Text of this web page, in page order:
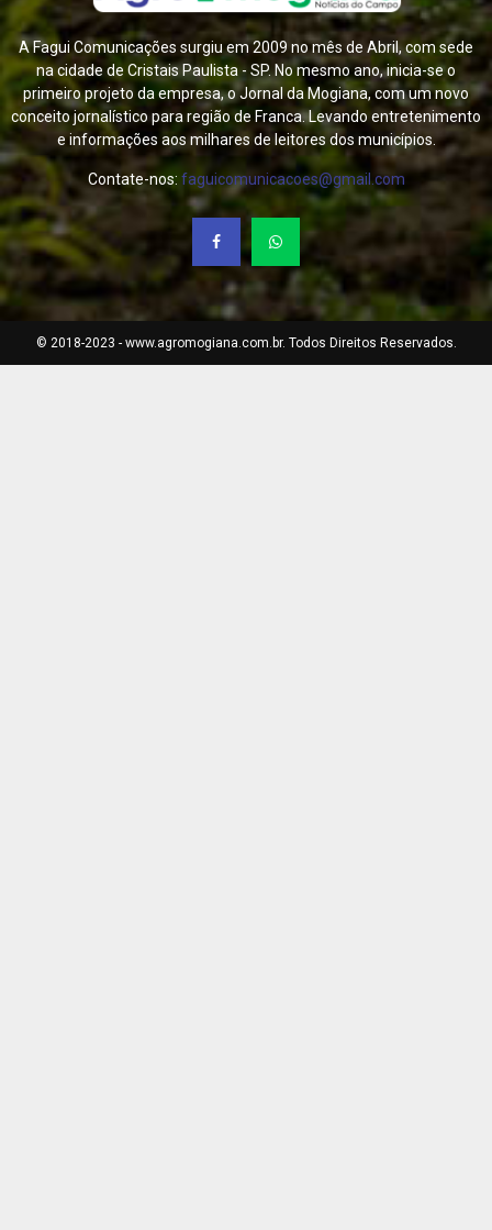
A Fagui Comunicações surgiu em 2009 no mês de Abril, com sede
na cidade de Cristais Paulista - SP. No mesmo ano, inicia-se o
primeiro projeto da empresa, o Jornal da Mogiana, com um novo
conceito jornalístico para região de Franca. Levando entretenimento
e informações aos milhares de leitores dos municípios.
Contate-nos: faguicomunicacoes@gmail.com
© 2018-2023 - www.agromogiana.com.br. Todos Direitos Reservados.